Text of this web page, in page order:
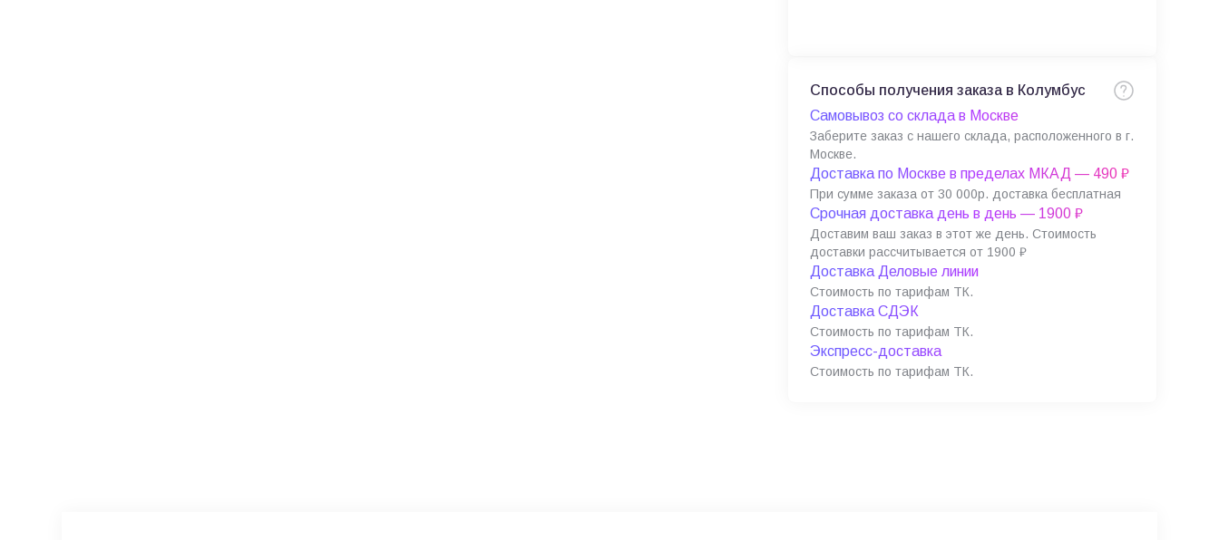
Способы получения заказа в Колумбус
Самовывоз со склада в Москве
Заберите заказ с нашего склада, расположенного в г.
Москве.
Доставка по Москве в пределах МКАД — 490 ₽
При сумме заказа от 30 000р. доставка бесплатная
Срочная доставка день в день — 1900 ₽
Доставим ваш заказ в этот же день. Стоимость
доставки рассчитывается от 1900 ₽
Доставка Деловые линии
Стоимость по тарифам ТК.
Доставка СДЭК
Стоимость по тарифам ТК.
Экспресс-доставка
Стоимость по тарифам ТК.